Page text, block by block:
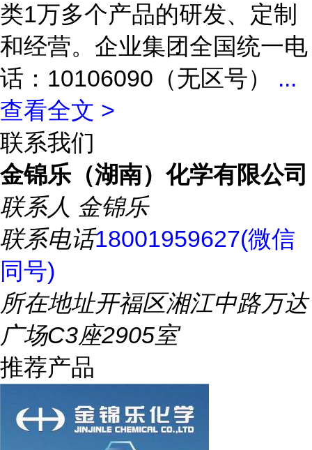
类1万多个产品的研发、定制
和经营。企业集团全国统一电
话：10106090（无区号） ...
查看全文 >
联系我们
金锦乐（湖南）化学有限公司
联系人 金锦乐
联系电话18001959627(微信
同号)
所在地址开福区湘江中路万达
广场C3座2905室
推荐产品